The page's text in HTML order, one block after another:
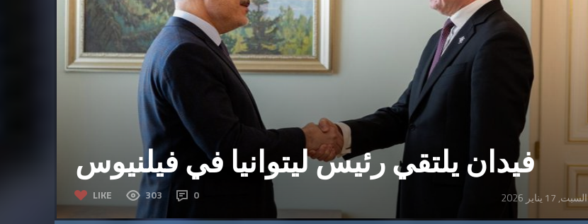
فيدان يلتقي رئيس ليتوانيا في فيلنيوس
LIKE 303 0 السبت, 17 يناير 2026